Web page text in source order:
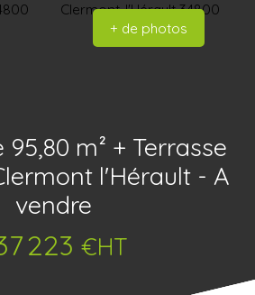
+ de photos
95,80 m² + Terrasse
l'Hérault - A
vendre
223 €HT